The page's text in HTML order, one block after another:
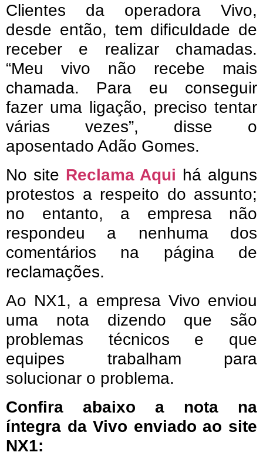
Clientes da operadora Vivo,
desde então, tem dificuldade de
receber e realizar chamadas.
“Meu vivo não recebe mais
chamada. Para eu conseguir
fazer uma ligação, preciso tentar
várias vezes”, disse o
aposentado Adão Gomes.
No site Reclama Aqui há alguns
protestos a respeito do assunto;
no entanto, a empresa não
respondeu a nenhuma dos
comentários na página de
reclamações.
Ao NX1, a empresa Vivo enviou
uma nota dizendo que são
problemas técnicos e que
equipes trabalham para
solucionar o problema.
Confira abaixo a nota na
íntegra da Vivo enviado ao site
NX1: